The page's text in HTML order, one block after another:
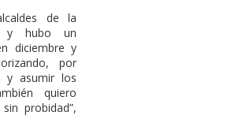
de la
y hubo un
diciembre y
por
y asumir los
quiero
probidad”,